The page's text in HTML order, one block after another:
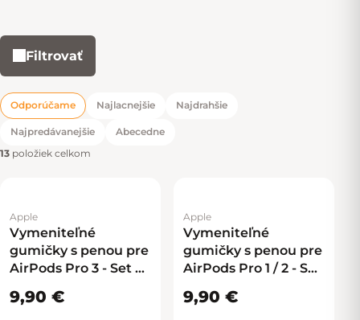
Filtrovať
Radenie produktov
Odporúčame Najlacnejšie Najdrahšie
Najpredávanejšie
Abecedne
13 položiek celkom
Výpis produktov
Apple
Vymeniteľné
gumičky s penou pre
AirPods Pro 3 - Set 3
9,90 €
Apple
Vymeniteľné
gumičky s penou pre
AirPods Pro 1 / 2 - Set
9,90 €